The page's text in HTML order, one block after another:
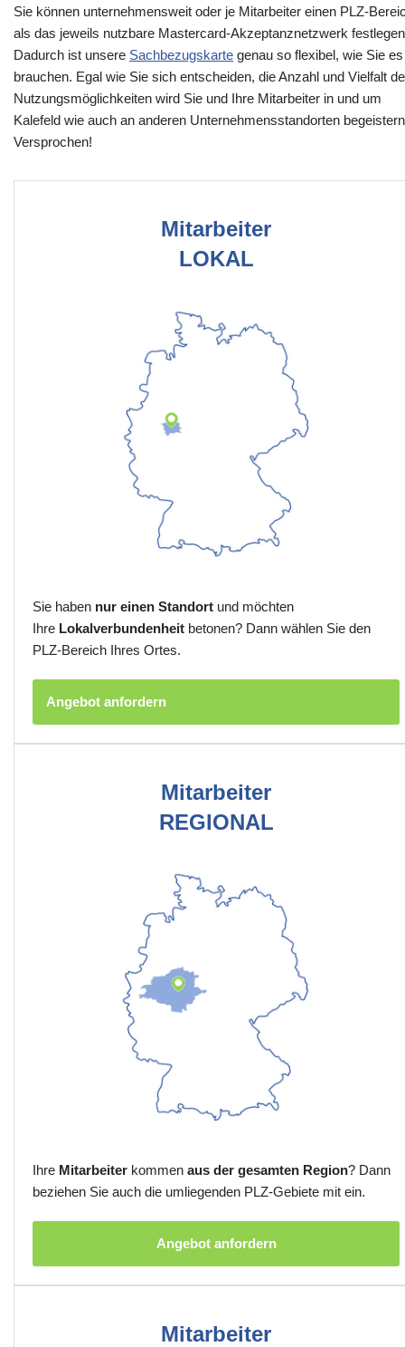
Sie können unternehmensweit oder je Mitarbeiter einen PLZ-
als das jeweils nutzbare Mastercard-Akzeptanznetzwerk
Dadurch ist unsere Sachbezugskarte genau so flexibel, wie Sie es
brauchen. Egal wie Sie sich entscheiden, die Anzahl und Vielfalt
Nutzungsmöglichkeiten wird Sie und Ihre Mitarbeiter in und um
Kalefeld wie auch an anderen Unternehmensstandorten
Versprochen!
Mitarbeiter
LOKAL
Sie haben nur einen Standort und möchten
Ihre Lokalverbundenheit betonen? Dann wählen Sie den
PLZ-Bereich Ihres Ortes.
Angebot anfordern
Mitarbeiter
REGIONAL
Ihre Mitarbeiter kommen aus der gesamten Region? Dann
beziehen Sie auch die umliegenden PLZ-Gebiete mit ein.
Angebot anfordern
Mitarbeiter